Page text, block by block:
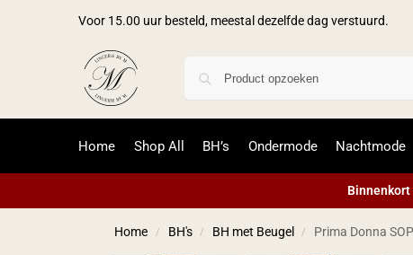
Voor 15.00 uur besteld, meestal dezelfde dag verstuurd.
Home Shop All BH’s Ondermode Nachtmode
Home / BH's / BH met Beugel / Prima Donna